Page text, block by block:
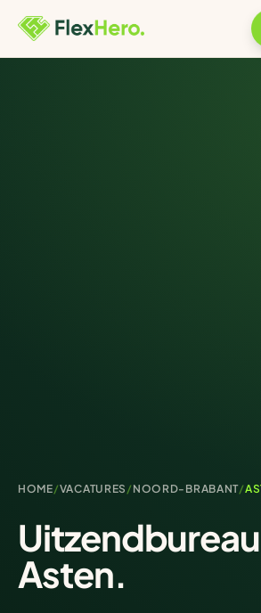
HOME/VACATURES / NOORD-BRABANT/
Uitzendbureau
Asten.